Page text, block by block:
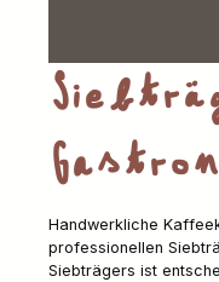
Handwerkliche
professionellen
Siebträgers ist